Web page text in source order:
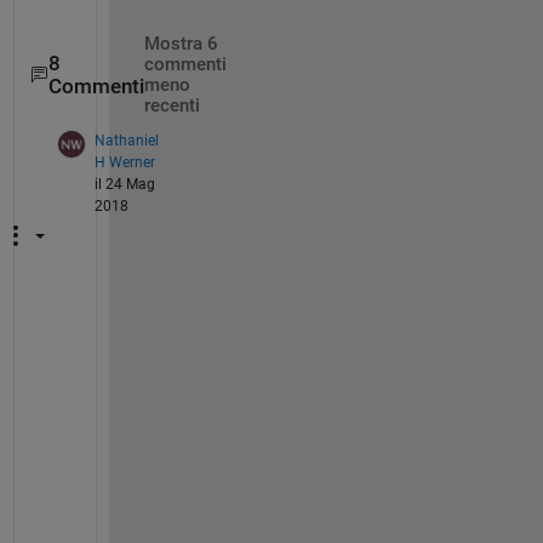
8
Commenti
Mostra 6
commenti
meno
recenti
Nathaniel
H Werner
il 24 Mag
2018